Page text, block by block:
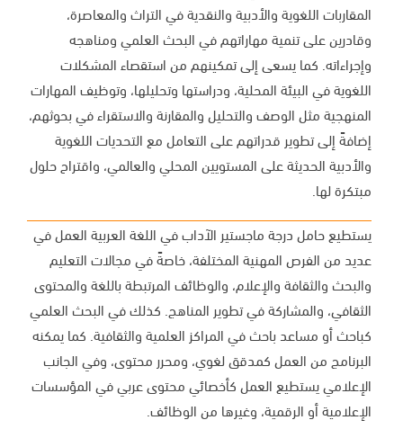
المقاربات اللغوية والأدبية والنقدية في التراث والمعاصرة،
وقادرين على تنمية مهاراتهم في البحث العلمي ومناهجه
وإجراءاته. كما يسعى إلى تمكينهم من استقصاء المشكلات
اللغوية في البيئة المحلية، ودراستها وتحليلها، وتوظيف المهارات
المنهجية مثل الوصف والتحليل والمقارنة والاستقراء في بحوثهم،
إضافةً إلى تطوير قدراتهم على التعامل مع التحديات اللغوية
والأدبية الحديثة على المستويين المحلي والعالمي، واقتراح حلول
مبتكرة لها.
يستطيع حامل درجة ماجستير الآداب في اللغة العربية العمل في
عديد من الفرص المهنية المختلفة، خاصةً في مجالات التعليم
والبحث والثقافة والإعلام، والوظائف المرتبطة باللغة والمحتوى
الثقافي، والمشاركة في تطوير المناهج. كذلك في البحث العلمي
كباحث أو مساعد باحث في المراكز العلمية والثقافية. كما يمكنه
البرنامج من العمل كمدقق لغوي، ومحرر محتوى، وفي الجانب
الإعلامي يستطيع العمل كأخصائي محتوى عربي في المؤسسات
الإعلامية أو الرقمية، وغيرها من الوظائف.